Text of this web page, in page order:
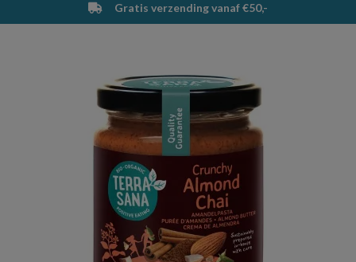
Winkelwagen
Uw winkelwagen is leeg.
Vul hem met producten.
Gratis verzending vanaf €50,-